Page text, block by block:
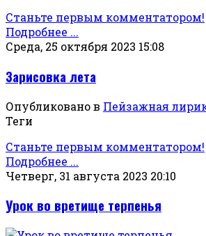
Станьте первым комментатором!
Подробнее ...
Среда, 25 октября 2023 15:08
Зарисовка лета
Опубликовано в Пейзажная
Теги
Станьте первым комментатором!
Подробнее ...
Четверг, 31 августа 2023 20:10
Урок во вретище терпенья